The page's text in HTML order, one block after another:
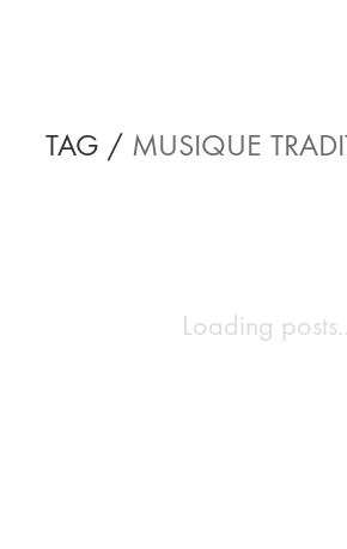
TAG / MUSIQUE
Loading